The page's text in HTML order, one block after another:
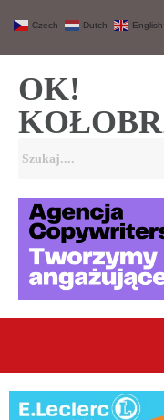
OK!
Czech Dutch English